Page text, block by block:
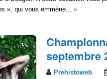
», qui vous emmène... »
septembre
Prehistoweb